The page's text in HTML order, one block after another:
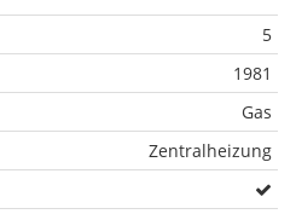
5
1981
Gas
Zentralheizung